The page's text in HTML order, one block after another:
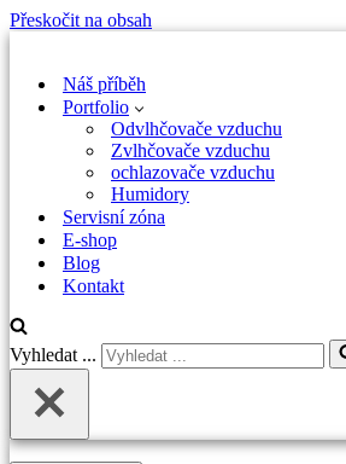
Přeskočit na obsah
Náš příběh
Portfolio
Odvlhčovače vzduchu
Zvlhčovače vzduchu
ochlazovače vzduchu
Humidory
Servisní zóna
E-shop
Blog
Kontakt
Vyhledat ...